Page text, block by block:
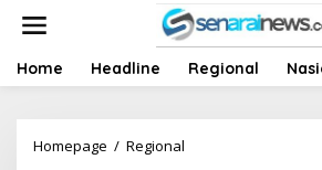
t
Home Headline Regional
Homepage / Regional